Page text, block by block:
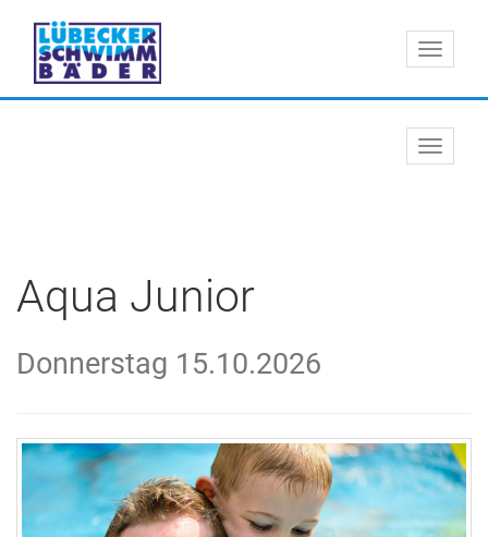
Menü
Aqua Junior
Donnerstag 15.10.2026